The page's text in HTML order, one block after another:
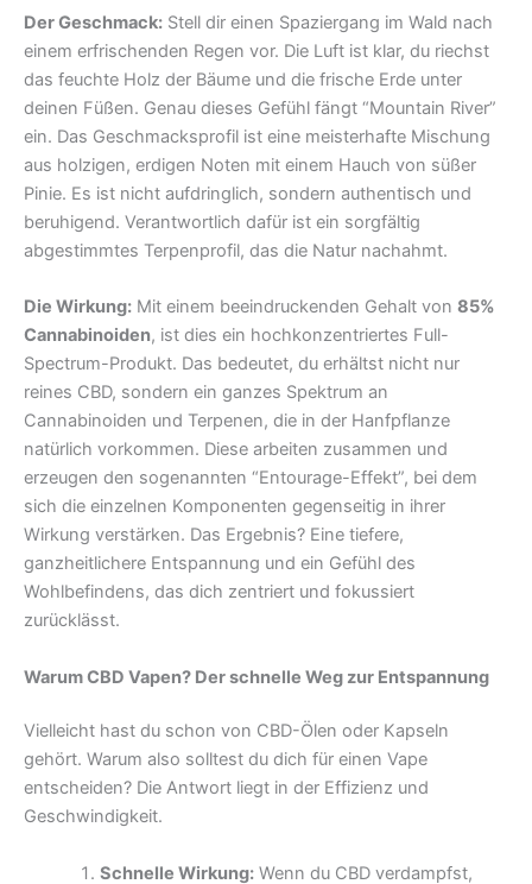
Der Geschmack: Stell dir einen Spaziergang im Wald nach
einem erfrischenden Regen vor. Die Luft ist klar, du riechst
das feuchte Holz der Bäume und die frische Erde unter
deinen Füßen. Genau dieses Gefühl fängt “Mountain River”
ein. Das Geschmacksprofil ist eine meisterhafte Mischung
aus holzigen, erdigen Noten mit einem Hauch von süßer
Pinie. Es ist nicht aufdringlich, sondern authentisch und
beruhigend. Verantwortlich dafür ist ein sorgfältig
abgestimmtes Terpenprofil, das die Natur nachahmt.
Die Wirkung: Mit einem beeindruckenden Gehalt von 85%
Cannabinoiden, ist dies ein hochkonzentriertes Full-
Spectrum-Produkt. Das bedeutet, du erhältst nicht nur
reines CBD, sondern ein ganzes Spektrum an
Cannabinoiden und Terpenen, die in der Hanfpflanze
natürlich vorkommen. Diese arbeiten zusammen und
erzeugen den sogenannten “Entourage-Effekt”, bei dem
sich die einzelnen Komponenten gegenseitig in ihrer
Wirkung verstärken. Das Ergebnis? Eine tiefere,
ganzheitlichere Entspannung und ein Gefühl des
Wohlbefindens, das dich zentriert und fokussiert
zurücklässt.
Warum CBD Vapen? Der schnelle Weg zur Entspannung
Vielleicht hast du schon von CBD-Ölen oder Kapseln
gehört. Warum also solltest du dich für einen Vape
entscheiden? Die Antwort liegt in der Effizienz und
Geschwindigkeit.
Schnelle Wirkung:Wenn du CBD verdampfst,